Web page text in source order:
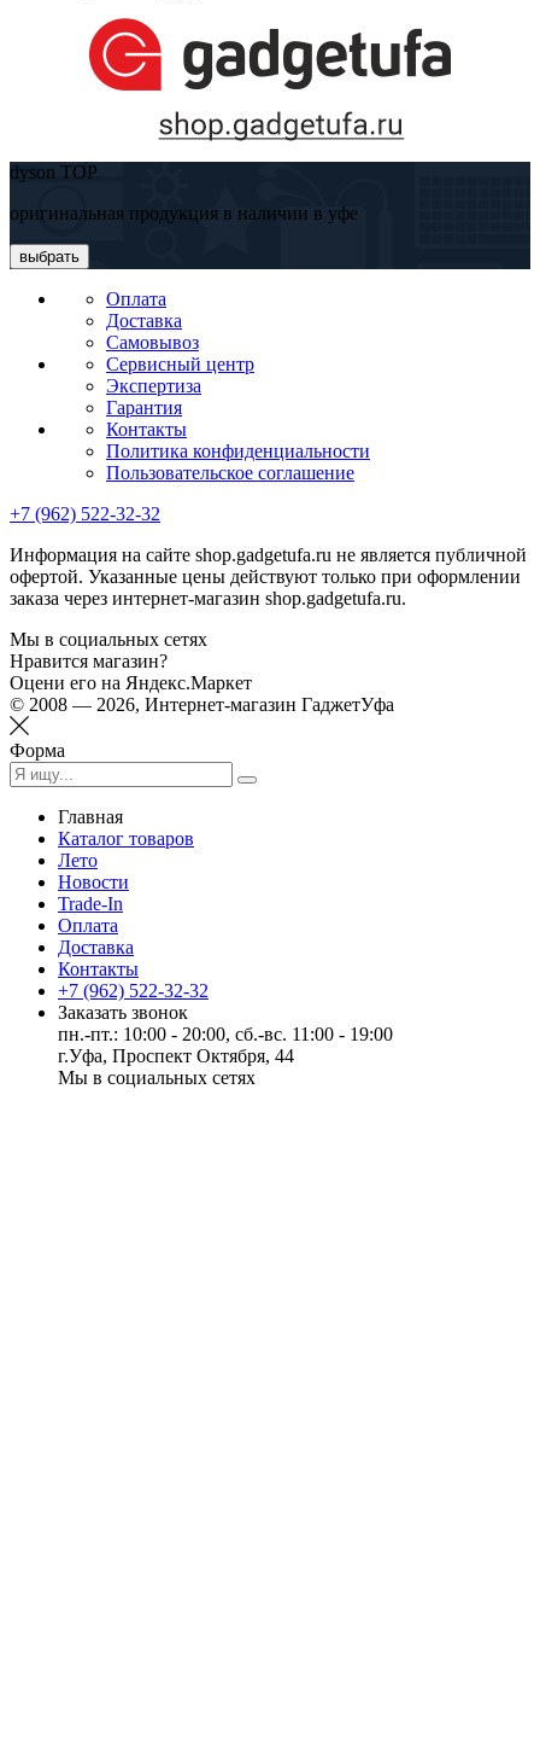
dyson TOP
оригинальная продукция в наличии в уфе
выбрать
Оплата
Доставка
Самовывоз
Сервисный центр
Экспертиза
Гарантия
Контакты
Политика конфиденциальности
Пользовательское соглашение
+7 (962) 522-32-32
Информация на сайте shop.gadgetufa.ru не является публичной
офертой. Указанные цены действуют только при оформлении
заказа через интернет-магазин shop.gadgetufa.ru.
Мы в социальных сетях
Нравится магазин?
Оцени его на Яндекс.Маркет
© 2008 — 2026, Интернет-магазин ГаджетУфа
Форма
Главная
Каталог товаров
Лето
Новости
Trade-In
Оплата
Доставка
Контакты
+7 (962) 522-32-32
Заказать звонок
пн.-пт.: 10:00 - 20:00, сб.-вс. 11:00 - 19:00
г.Уфа, Проспект Октября, 44
Мы в социальных сетях